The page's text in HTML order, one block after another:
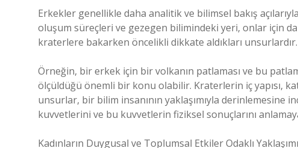
Erkekler genellikle daha analitik ve bilimsel bakış
oluşum süreçleri ve gezegen bilimindeki yeri, onlar için
kraterlere bakarken öncelikli dikkate aldıkları unsurlardır.
Örneğin, bir erkek için bir volkanın patlaması ve bu
ölçüldüğü önemli bir konu olabilir. Kraterlerin iç yapısı,
unsurlar, bir bilim insanının yaklaşımıyla derinlemesine
kuvvetlerini ve bu kuvvetlerin fiziksel sonuçlarını
Kadınların Duygusal ve Toplumsal Etkiler Odaklı Yaklaşımı